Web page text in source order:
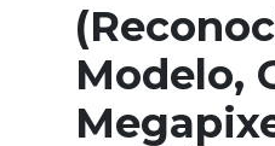
Modelo,